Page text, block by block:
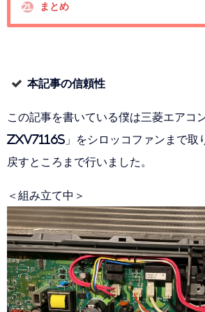
21. まとめ
本記事の信頼性
この記事を書いている僕は三菱エアコ
ZXV7116S」をシロッコファンまで取
戻すところまで行いました。
＜組み立て中＞